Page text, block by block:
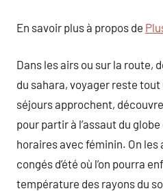
En savoir plus à propos de
Dans les airs ou sur la route,
du sahara, voyager reste
séjours approchent,
pour partir à l’assaut du
horaires avec féminin. On les
congés d’été où l’on pourra
température des rayons du